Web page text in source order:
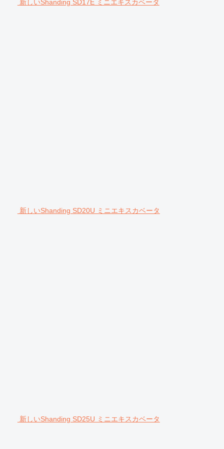
新しいShanding SD17E ミニエキスカベータ
新しいShanding SD20U ミニエキスカベータ
新しいShanding SD25U ミニエキスカベータ